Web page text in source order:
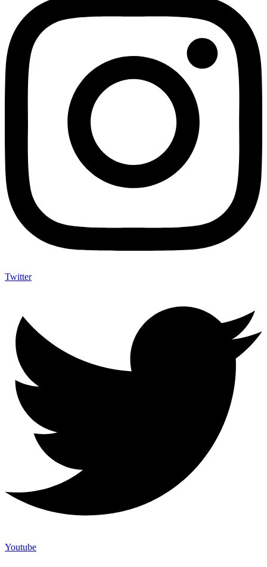
Twitter
Youtube